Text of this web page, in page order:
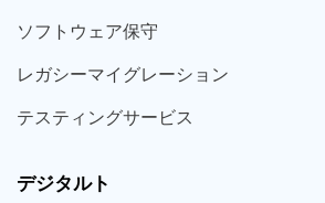
ソフト ウェア保守
レガシーマイグレーション
テスティングサービス
デジタルト